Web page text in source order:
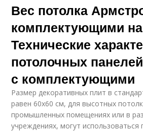
Вес потолка
комплектующими
Технические
потолочных
с комплектующими
Размер декоративных плит в
равен 60х60 см, для высотных
промышленных помещениях или в
учреждениях, могут использоваться